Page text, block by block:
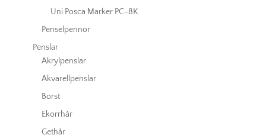
Uni Posca Marker PC-8K
Penselpennor
Penslar
Akrylpenslar
Akvarellpenslar
Borst
Ekorrhår
Gethår